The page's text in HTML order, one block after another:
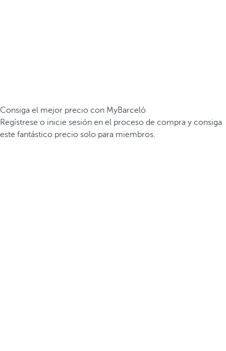
Consiga el mejor precio con MyBarceló
Regístrese o inicie sesión en el proceso de compra y consiga
este fantástico precio solo para miembros.